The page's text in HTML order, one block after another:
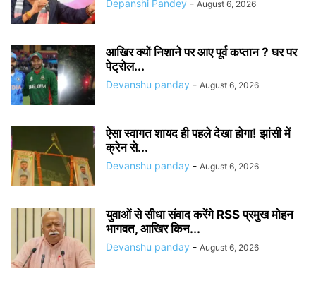
Depanshi Pandey - August 6, 2026
आखिर क्यों निशाने पर आए पूर्व कप्तान ? घर पर
पेट्रोल...
Devanshu panday - August 6, 2026
ऐसा स्वागत शायद ही पहले देखा होगा! झांसी में
क्रेन से...
Devanshu panday - August 6, 2026
युवाओं से सीधा संवाद करेंगे RSS प्रमुख मोहन
भागवत, आखिर किन...
Devanshu panday - August 6, 2026